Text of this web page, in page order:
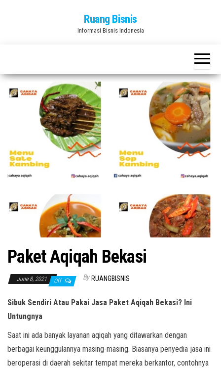
Ruang Bisnis
Informasi Bisnis Indonesia
Paket Aqiqah Bekasi
June 8, 2021 Off By RUANGBISNIS
Sibuk Sendiri Atau Pakai Jasa Paket Aqiqah Bekasi? Ini
Untungnya
Saat ini ada banyak layanan aqiqah yang ditawarkan dengan
berbagai keunggulannya masing-masing. Biasanya penyedia jasa ini
beroperasi di daerah sekitar tempat mereka berkantor, contohnya